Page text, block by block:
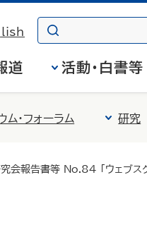
道 活動・白書等
ム・フォーラム 研究
会報告書等 No.84 「ウェブス